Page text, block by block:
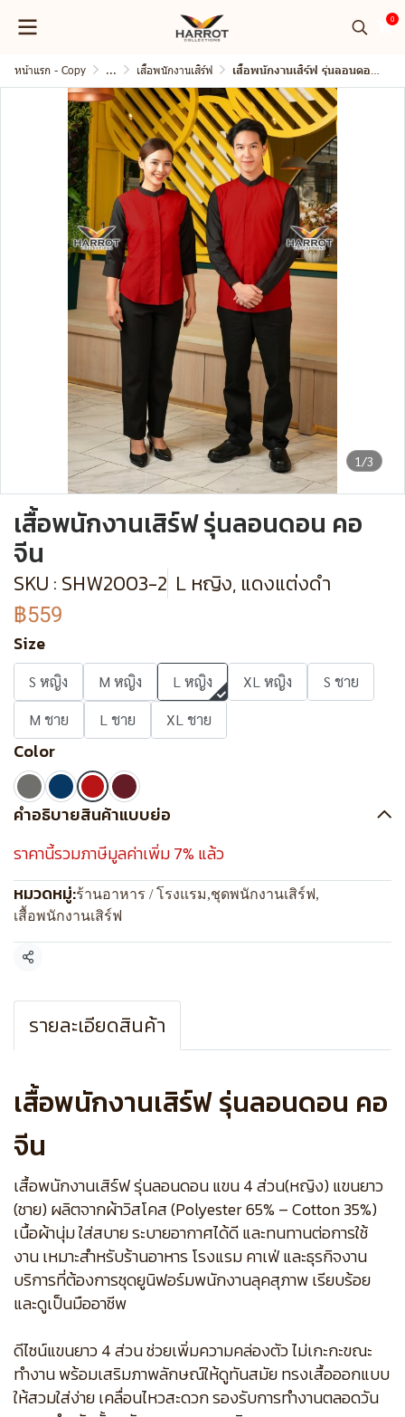
0
หน้าแรก - Copy ... เสื้อพนักงานเสิร์ฟ เสื้อพนักงานเสิร์ฟ รุ่นลอนดอน คอจีน
1/3
เสื้อพนักงานเสิร์ฟ รุ่นลอนดอน คอ
จีน
SKU : SHW2003-2 L หญิง, แดงแต่งดำ
฿559
Size
S หญิง M หญิง L หญิง XL หญิง
S ชาย
M ชาย
L ชาย XL ชาย
Color
คำอธิบายสินค้าแบบย่อ
ราคานี้รวมภาษีมูลค่าเพิ่ม 7% แล้ว
หมวดหมู่:ร้านอาหาร / โรงแรม,ชุดพนักงานเสิร์ฟ,
เสื้อพนักงานเสิร์ฟ
แชร์
รายละเอียดสินค้า
เสื้อพนักงานเสิร์ฟ รุ่นลอนดอน คอ
จีน
เสื้อพนักงานเสิร์ฟ รุ่นลอนดอน แขน 4 ส่วน(หญิง) แขนยาว
(ชาย) ผลิตจากผ้าวิสโคส (Polyester 65% – Cotton 35%)
เนื้อผ้านุ่ม ใส่สบาย ระบายอากาศได้ดี และทนทานต่อการใช้
งาน เหมาะสำหรับร้านอาหาร โรงแรม คาเฟ่ และธุรกิจงาน
บริการที่ต้องการชุดยูนิฟอร์มพนักงานลุคสุภาพ เรียบร้อย
และดูเป็นมืออาชีพ
ดีไซน์แขนยาว 4 ส่วน ช่วยเพิ่มความคล่องตัว ไม่เกะกะขณะ
ทำงาน พร้อมเสริมภาพลักษณ์ให้ดูทันสมัย ทรงเสื้อออกแบบ
ให้สวมใส่ง่าย เคลื่อนไหวสะดวก รองรับการทำงานตลอดวัน